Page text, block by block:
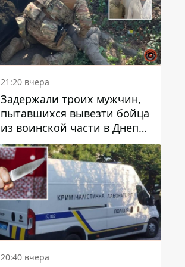
21:20 вчера
Задержали троих мужчин,
пытавшихся вывезти бойца
из воинской части в Днепр
за 7 тысяч долларов: среди
них был врач
20:40 вчера